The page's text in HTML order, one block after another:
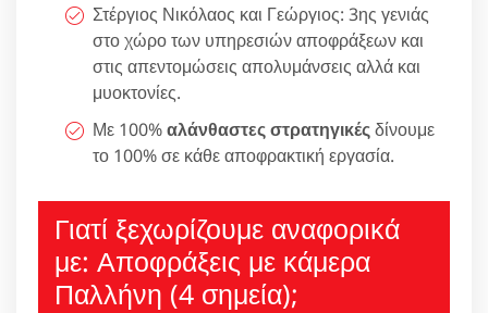
Στέργιος Νικόλαος και Γεώργιος: 3ης γενιάς
στο χώρο των υπηρεσιών αποφράξεων και
στις απεντομώσεις απολυμάνσεις αλλά και
μυοκτονίες.
Με 100%αλάνθαστες στρατηγικέςδίνουμε
το 100% σε κάθε αποφρακτική εργασία.
Γιατί ξεχωρίζουμε αναφορικά
με: Αποφράξεις με κάμερα
Παλλήνη (4 σημεία);